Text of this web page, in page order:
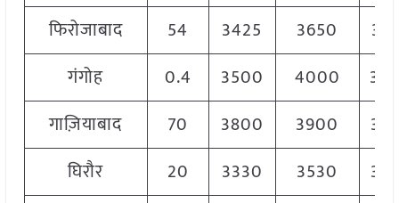
फिरोजाबाद
54 3425 3650
गंगोह
0.4 3500 4000
गाज़ियाबाद
70 3800 3900
घिरौर
20 3330 3530